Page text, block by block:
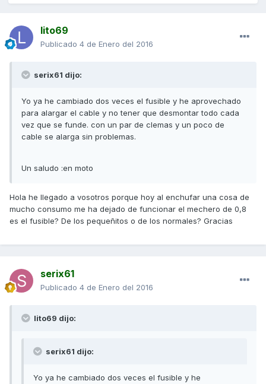
lito69
Publicado 4 de Enero del 2016
serix61 dijo:
Yo ya he cambiado dos veces el fusible y he aprovechado
para alargar el cable y no tener que desmontar todo cada
vez que se funde. con un par de clemas y un poco de
cable se alarga sin problemas.
Un saludo :en moto
Hola he llegado a vosotros porque hoy al enchufar una cosa de
mucho consumo me ha dejado de funcionar el mechero de 0,8
es el fusible? De los pequeñitos o de los normales? Gracias
serix61
Publicado 4 de Enero del 2016
lito69 dijo:
serix61 dijo:
Yo ya he cambiado dos veces el fusible y he